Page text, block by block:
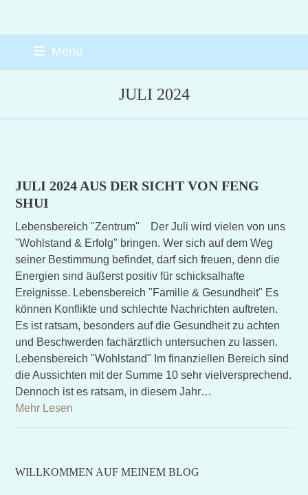
Menü
JULI 2024
JULI 2024 AUS DER SICHT VON FENG
SHUI
Lebensbereich "Zentrum" Der Juli wird vielen von uns
"Wohlstand & Erfolg" bringen. Wer sich auf dem Weg
seiner Bestimmung befindet, darf sich freuen, denn die
Energien sind äußerst positiv für schicksalhafte
Ereignisse. Lebensbereich "Familie & Gesundheit" Es
können Konflikte und schlechte Nachrichten auftreten.
Es ist ratsam, besonders auf die Gesundheit zu achten
und Beschwerden fachärztlich untersuchen zu lassen.
Lebensbereich "Wohlstand" Im finanziellen Bereich sind
die Aussichten mit der Summe 10 sehr vielversprechend.
Dennoch ist es ratsam, in diesem Jahr…
Mehr Lesen
WILLKOMMEN AUF MEINEM BLOG